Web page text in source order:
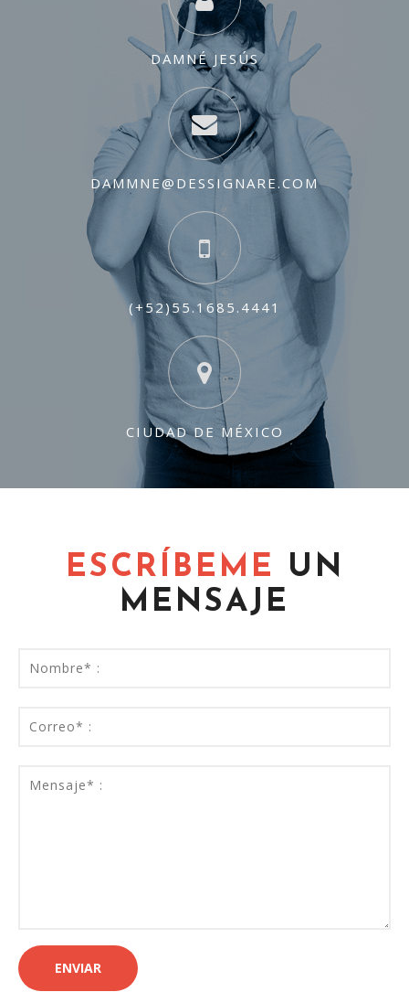
DAMNÉ JESÚS
DAMMNE@DESSIGNARE.COM
(+52)55.1685.4441
CIUDAD DE MÉXICO
ESCRÍBEME UN
MENSAJE